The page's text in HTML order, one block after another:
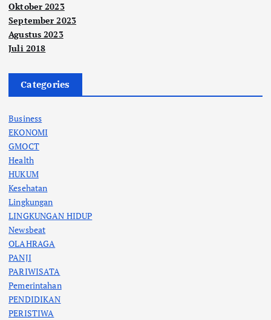
Oktober 2023
September 2023
Agustus 2023
Juli 2018
Categories
Business
EKONOMI
GMOCT
Health
HUKUM
Kesehatan
Lingkungan
LINGKUNGAN HIDUP
Newsbeat
OLAHRAGA
PANJI
PARIWISATA
Pemerintahan
PENDIDIKAN
PERISTIWA